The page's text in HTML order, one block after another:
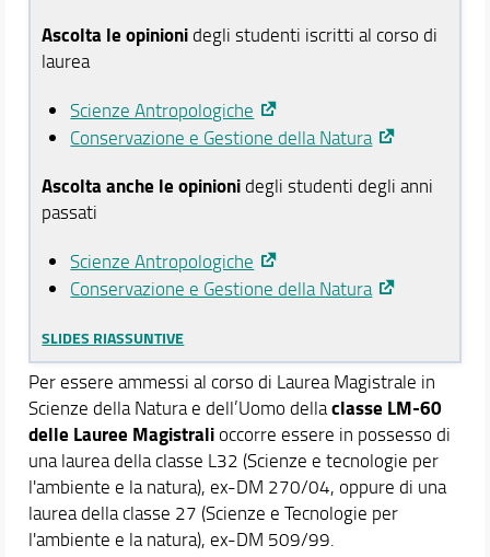
Ascolta le opinioni degli studenti iscritti al corso di
laurea
Scienze Antropologiche
Conservazione e Gestione della Natura
Ascolta anche le opinioni degli studenti degli anni
passati
Scienze Antropologiche
Conservazione e Gestione della Natura
SLIDES RIASSUNTIVE
Per essere ammessi al corso di Laurea Magistrale in
Scienze della Natura e dell’Uomo dellaclasse LM-60
delle Lauree Magistralioccorre essere in possesso di
una laurea della classe L32 (Scienze e tecnologie per
l'ambiente e la natura), ex-DM 270/04, oppure di una
laurea della classe 27 (Scienze e Tecnologie per
l'ambiente e la natura), ex-DM 509/99.